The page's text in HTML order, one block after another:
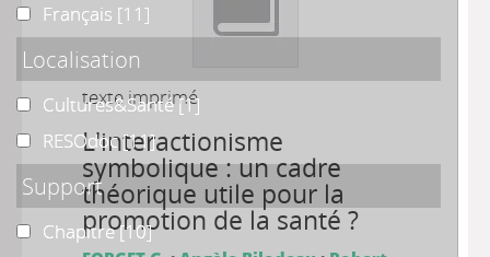
texte imprimé
L'interactionisme
symbolique : un cadre
théorique utile pour la
promotion de la santé ?
Français
Français [11]
Localisation
Cultures&Santé
Cultures&Santé[1]
RESOdoc
RESOdoc[11]
Support
Chapitre
Chapitre[10]